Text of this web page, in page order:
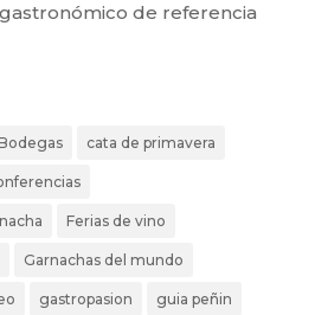
de referencia
cata de primavera
Ferias de vino
Garnachas del mundo
gastropasion guia peñin